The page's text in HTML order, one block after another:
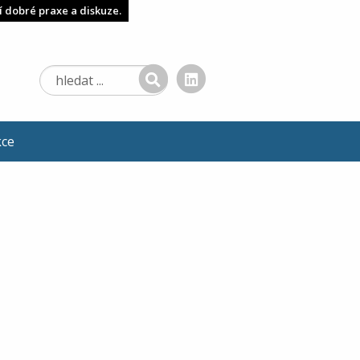
dobré praxe a diskuze.